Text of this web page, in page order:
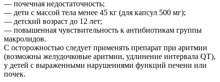
— почечная недостаточность;
— дети с массой тела менее 45 кг (для капсул 500 мг);
— детский возраст до 12 лет;
— повышенная чувствительность к антибиотикам группы
макролидов.
С осторожностью следует применять препарат при аритмии
(возможны желудочковые аритмии, удлинение интервала QT),
у детей с выраженными нарушениями функций печени или
почек.